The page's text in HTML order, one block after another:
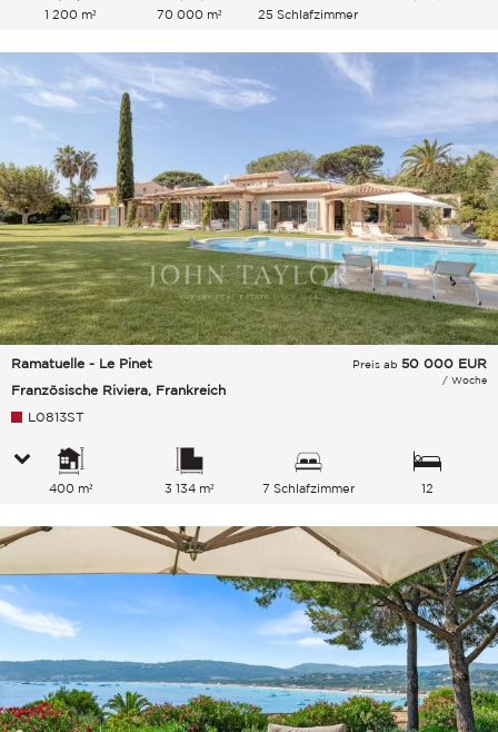
1 200 m² 70 000 m² 25 Schlafzimmer
Ramatuelle - Le Pinet
Französische Riviera, Frankreich
Preis ab 50 000 EUR
/ Woche
L0813ST
400 m² 3 134 m² 7 Schlafzimmer
12